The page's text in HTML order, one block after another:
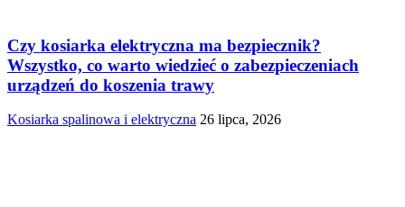
Czy kosiarka elektryczna ma bezpiecznik?
Wszystko, co warto wiedzieć o zabezpieczeniach
urządzeń do koszenia trawy
Kosiarka spalinowa i elektryczna 26 lipca, 2026